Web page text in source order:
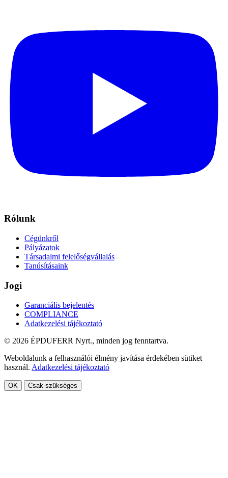
Rólunk
Cégünkről
Pályázatok
Társadalmi felelőségvállalás
Tanúsításaink
Jogi
Garanciális bejelentés
COMPLIANCE
Adatkezelési tájékoztató
© 2026 ÉPDUFERR Nyrt., minden jog fenntartva.
Weboldalunk a felhasználói élmény javítása érdekében sütiket
használ. Adatkezelési tájékoztató
OK Csak szükséges